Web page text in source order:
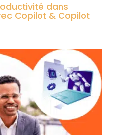
dans
Copilot & Copilot